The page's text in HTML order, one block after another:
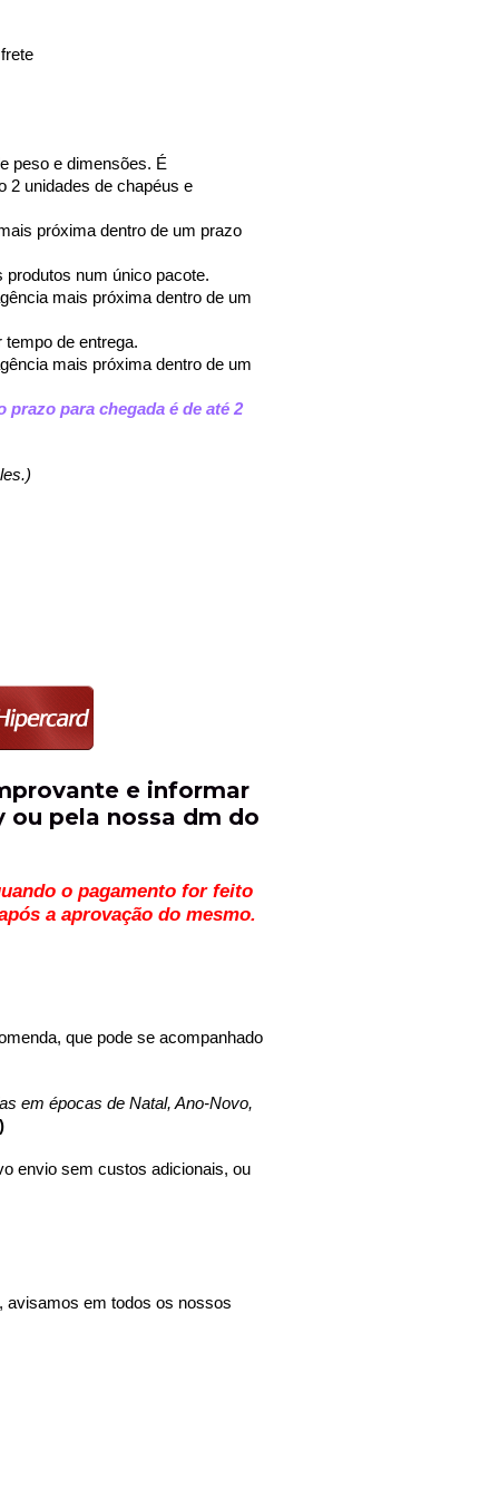
peso e dimensões. É
2 unidades de chapéus e
próxima dentro de um prazo
num único pacote.
mais próxima dentro de um
de entrega.
mais próxima dentro de um
prazo para chegada é de até 2
e informar
pela nossa dm do
o pagamento for feito
a aprovação do mesmo.
que pode se acompanhado
em épocas de Natal, Ano-Novo,
envio sem custos adicionais, ou
avisamos em todos os nossos